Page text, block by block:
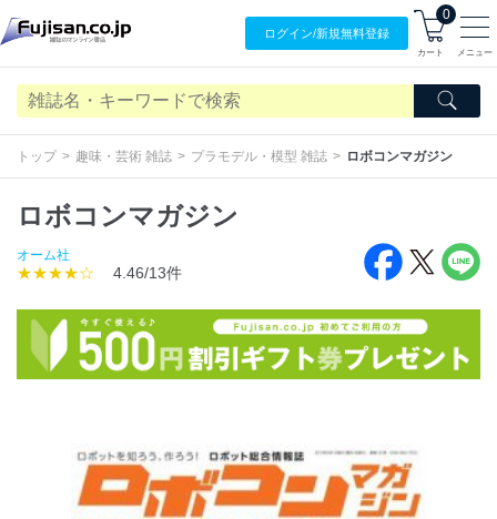
ログイン/新規無料登録
0
カート メニュー
トップ 趣味・芸術 雑誌 プラモデル・模型 雑誌 ロボコンマガジン
ロボコンマガジン
オーム社
★★★★☆ 4.46/13件